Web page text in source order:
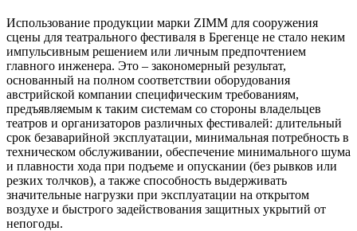
Использование продукции марки ZIMM для сооружения
сцены для театрального фестиваля в Брегенце не стало неким
импульсивным решением или личным предпочтением
главного инженера. Это – закономерный результат,
основанный на полном соответствии оборудования
австрийской компании специфическим требованиям,
предъявляемым к таким системам со стороны владельцев
театров и организаторов различных фестивалей: длительный
срок безаварийной эксплуатации, минимальная потребность в
техническом обслуживании, обеспечение минимального шума
и плавности хода при подъеме и опускании (без рывков или
резких толчков), а также способность выдерживать
значительные нагрузки при эксплуатации на открытом
воздухе и быстрого задействования защитных укрытий от
непогоды.